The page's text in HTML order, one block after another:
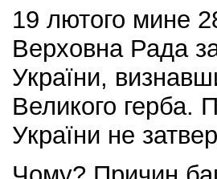
19 лютого мине
Верховна Рада
України,
Великого герба.
України не